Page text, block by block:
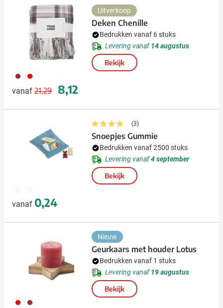
011 008
vanaf
Normale prijs
21,29
Speciale prijs
8,12
Uitverkoop
Deken Chenille
Bedrukken vanaf 6 stuks
Levering vanaf14 augustus
Bekijk
970 002
vanaf 0,24
(3)
Snoepjes Gummie
Bedrukken vanaf 2500 stuks
Levering vanaf4 september
Bekijk
008 945
Nieuw
Geurkaars met houder Lotus
Bedrukken vanaf 1 stuks
Levering vanaf19 augustus
Bekijk